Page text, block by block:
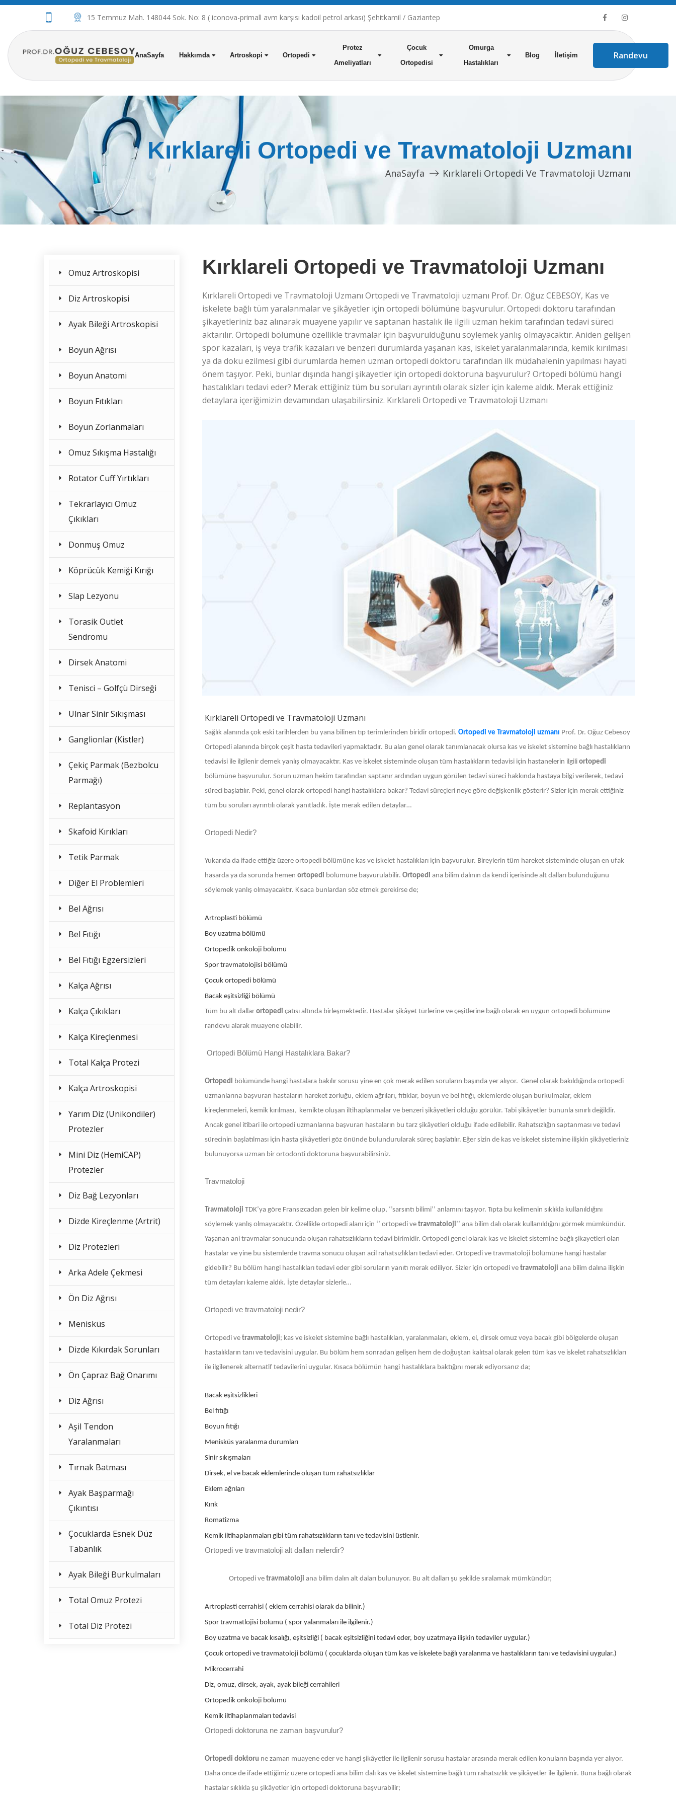
15 Temmuz Mah. 148044 Sok. No: 8 ( iconova-primall avm karşısı kadoil petrol arkası) Şehitkamil / Gaziantep
AnaSayfa Hakkımda Artroskopi Ortopedi
Protez
Ameliyatları
Çocuk
Ortopedisi
Omurga
Hastalıkları
Blog İletişim Randevu
Kırklareli Ortopedi ve Travmatoloji Uzmanı
AnaSayfa Kırklareli Ortopedi Ve Travmatoloji Uzmanı
Kırklareli Ortopedi ve Travmatoloji Uzmanı
Kırklareli Ortopedi ve Travmatoloji Uzmanı Ortopedi ve Travmatoloji uzmanı Prof. Dr. Oğuz CEBESOY, Kas ve
iskelete bağlı tüm yaralanmalar ve şikâyetler için ortopedi bölümüne başvurulur. Ortopedi doktoru tarafından
şikayetleriniz baz alınarak muayene yapılır ve saptanan hastalık ile ilgili uzman hekim tarafından tedavi süreci
aktarılır. Ortopedi bölümüne özellikle travmalar için başvurulduğunu söylemek yanlış olmayacaktır. Aniden gelişen
spor kazaları, iş veya trafik kazaları ve benzeri durumlarda yaşanan kas, iskelet yaralanmalarında, kemik kırılması
ya da doku ezilmesi gibi durumlarda hemen uzman ortopedi doktoru tarafından ilk müdahalenin yapılması hayati
önem taşıyor. Peki, bunlar dışında hangi şikayetler için ortopedi doktoruna başvurulur? Ortopedi bölümü hangi
hastalıkları tedavi eder? Merak ettiğiniz tüm bu soruları ayrıntılı olarak sizler için kaleme aldık. Merak ettiğiniz
detaylara içeriğimizin devamından ulaşabilirsiniz. Kırklareli Ortopedi ve Travmatoloji Uzmanı
Kırklareli Ortopedi ve Travmatoloji Uzmanı
Sağlık alanında çok eski tarihlerden bu yana bilinen tıp terimlerinden biridir ortopedi. Ortopedi ve Travmatoloji uzmanı Prof. Dr. Oğuz Cebesoy
Ortopedi alanında birçok çeşit hasta tedavileri yapmaktadır. Bu alan genel olarak tanımlanacak olursa kas ve iskelet sistemine bağlı hastalıkların
tedavisi ile ilgilenir demek yanlış olmayacaktır. Kas ve iskelet sisteminde oluşan tüm hastalıkların tedavisi için hastanelerin ilgili ortopedi
bölümüne başvurulur. Sorun uzman hekim tarafından saptanır ardından uygun görülen tedavi süreci hakkında hastaya bilgi verilerek, tedavi
süreci başlatılır. Peki, genel olarak ortopedi hangi hastalıklara bakar? Tedavi süreçleri neye göre değişkenlik gösterir? Sizler için merak ettiğiniz
tüm bu soruları ayrıntılı olarak yanıtladık. İşte merak edilen detaylar…
Ortopedi Nedir?
Yukarıda da ifade ettiğiz üzere ortopedi bölümüne kas ve iskelet hastalıkları için başvurulur. Bireylerin tüm hareket sisteminde oluşan en ufak
hasarda ya da sorunda hemen ortopedi bölümüne başvurulabilir. Ortopedi ana bilim dalının da kendi içerisinde alt dalları bulunduğunu
söylemek yanlış olmayacaktır. Kısaca bunlardan söz etmek gerekirse de;
Artroplasti bölümü
Boy uzatma bölümü
Ortopedik onkoloji bölümü
Spor travmatolojisi bölümü
Çocuk ortopedi bölümü
Bacak eşitsizliği bölümü
Tüm bu alt dallar ortopedi çatısı altında birleşmektedir. Hastalar şikâyet türlerine ve çeşitlerine bağlı olarak en uygun ortopedi bölümüne
randevu alarak muayene olabilir.
Ortopedi Bölümü Hangi Hastalıklara Bakar?
Ortopedi bölümünde hangi hastalara bakılır sorusu yine en çok merak edilen soruların başında yer alıyor. Genel olarak bakıldığında ortopedi
uzmanlarına başvuran hastaların hareket zorluğu, eklem ağrıları, fıtıklar, boyun ve bel fıtığı, eklemlerde oluşan burkulmalar, eklem
kireçlenmeleri, kemik kırılması, kemikte oluşan iltihaplanmalar ve benzeri şikâyetleri olduğu görülür. Tabi şikâyetler bununla sınırlı değildir.
Ancak genel itibari ile ortopedi uzmanlarına başvuran hastaların bu tarz şikâyetleri olduğu ifade edilebilir. Rahatsızlığın saptanması ve tedavi
sürecinin başlatılması için hasta şikâyetleri göz önünde bulundurularak süreç başlatılır. Eğer sizin de kas ve iskelet sistemine ilişkin şikâyetleriniz
bulunuyorsa uzman bir ortodonti doktoruna başvurabilirsiniz.
Travmatoloji
Travmatoloji TDK’ya göre Fransızcadan gelen bir kelime olup, ‘’sarsıntı bilimi’’ anlamını taşıyor. Tıpta bu kelimenin sıklıkla kullanıldığını
söylemek yanlış olmayacaktır. Özellikle ortopedi alanı için ‘’ ortopedi ve travmatoloji’’ ana bilim dalı olarak kullanıldığını görmek mümkündür.
Yaşanan ani travmalar sonucunda oluşan rahatsızlıkların tedavi birimidir. Ortopedi genel olarak kas ve iskelet sistemine bağlı şikayetleri olan
hastalar ve yine bu sistemlerde travma sonucu oluşan acil rahatsızlıkları tedavi eder. Ortopedi ve travmatoloji bölümüne hangi hastalar
gidebilir? Bu bölüm hangi hastalıkları tedavi eder gibi soruların yanıtı merak ediliyor. Sizler için ortopedi ve travmatoloji ana bilim dalına ilişkin
tüm detayları kaleme aldık. İşte detaylar sizlerle…
Ortopedi ve travmatoloji nedir?
Ortopedi ve travmatoloji; kas ve iskelet sistemine bağlı hastalıkları, yaralanmaları, eklem, el, dirsek omuz veya bacak gibi bölgelerde oluşan
hastalıkların tanı ve tedavisini uygular. Bu bölüm hem sonradan gelişen hem de doğuştan kalıtsal olarak gelen tüm kas ve iskelet rahatsızlıkları
ile ilgilenerek alternatif tedavilerini uygular. Kısaca bölümün hangi hastalıklara baktığını merak ediyorsanız da;
Bacak eşitsizlikleri
Bel fıtığı
Boyun fıtığı
Menisküs yaralanma durumları
Sinir sıkışmaları
Dirsek, el ve bacak eklemlerinde oluşan tüm rahatsızlıklar
Eklem ağrıları
Kırık
Romatizma
Kemik iltihaplanmaları gibi tüm rahatsızlıkların tanı ve tedavisini üstlenir.
Ortopedi ve travmatoloji alt dalları nelerdir?
Ortopedi ve travmatoloji ana bilim dalın alt daları bulunuyor. Bu alt dalları şu şekilde sıralamak mümkündür;
Artroplasti cerrahisi ( eklem cerrahisi olarak da bilinir.)
Spor travmatlojisi bölümü ( spor yalanmaları ile ilgilenir.)
Boy uzatma ve bacak kısalığı, eşitsizliği ( bacak eşitsizliğini tedavi eder, boy uzatmaya ilişkin tedaviler uygular.)
Çocuk ortopedi ve travmatoloji bölümü ( çocuklarda oluşan tüm kas ve iskelete bağlı yaralanma ve hastalıkların tanı ve tedavisini uygular.)
Mikrocerrahi
Diz, omuz, dirsek, ayak, ayak bileği cerrahileri
Ortopedik onkoloji bölümü
Kemik iltihaplanmaları tedavisi
Ortopedi doktoruna ne zaman başvurulur?
Ortopedi doktoru ne zaman muayene eder ve hangi şikâyetler ile ilgilenir sorusu hastalar arasında merak edilen konuların başında yer alıyor.
Daha önce de ifade ettiğimiz üzere ortopedi ana bilim dalı kas ve iskelet sistemine bağlı tüm rahatsızlık ve şikâyetler ile ilgilenir. Buna bağlı olarak
hastalar sıklıkla şu şikâyetler için ortopedi doktoruna başvurabilir;
Omuz Artroskopisi
Diz Artroskopisi
Ayak Bileği Artroskopisi
Boyun Ağrısı
Boyun Anatomi
Boyun Fıtıkları
Boyun Zorlanmaları
Omuz Sıkışma Hastalığı
Rotator Cuff Yırtıkları
Tekrarlayıcı Omuz
Çıkıkları
Donmuş Omuz
Köprücük Kemiği Kırığı
Slap Lezyonu
Torasik Outlet
Sendromu
Dirsek Anatomi
Tenisci – Golfçü Dirseği
Ulnar Sinir Sıkışması
Ganglionlar (Kistler)
Çekiç Parmak (Bezbolcu
Parmağı)
Replantasyon
Skafoid Kırıkları
Tetik Parmak
Diğer El Problemleri
Bel Ağrısı
Bel Fıtığı
Bel Fıtığı Egzersizleri
Kalça Ağrısı
Kalça Çıkıkları
Kalça Kireçlenmesi
Total Kalça Protezi
Kalça Artroskopisi
Yarım Diz (Unikondiler)
Protezler
Mini Diz (HemiCAP)
Protezler
Diz Bağ Lezyonları
Dizde Kireçlenme (Artrit)
Diz Protezleri
Arka Adele Çekmesi
Ön Diz Ağrısı
Menisküs
Dizde Kıkırdak Sorunları
Ön Çapraz Bağ Onarımı
Diz Ağrısı
Aşil Tendon
Yaralanmaları
Tırnak Batması
Ayak Başparmağı
Çıkıntısı
Çocuklarda Esnek Düz
Tabanlık
Ayak Bileği Burkulmaları
Total Omuz Protezi
Total Diz Protezi